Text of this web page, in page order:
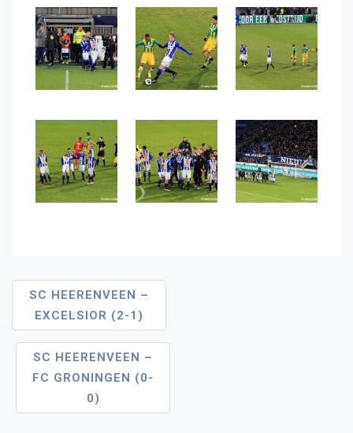
Bericht
Navigatie
SC HEERENVEEN –
EXCELSIOR (2-1)
SC HEERENVEEN –
FC GRONINGEN (0-
0)